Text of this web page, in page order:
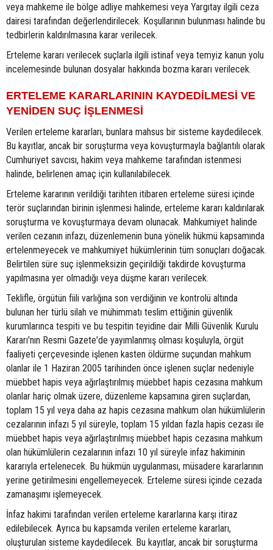
veya mahkeme ile bölge adliye mahkemesi veya Yargıtay ilgili ceza
dairesi tarafından değerlendirilecek. Koşullarının bulunması halinde bu
tedbirlerin kaldırılmasına karar verilecek.
Erteleme kararı verilecek suçlarla ilgili istinaf veya temyiz kanun yolu
incelemesinde bulunan dosyalar hakkında bozma kararı verilecek.
ERTELEME KARARLARININ KAYDEDİLMESİ VE
YENİDEN SUÇ İŞLENMESİ
Verilen erteleme kararları, bunlara mahsus bir sisteme kaydedilecek.
Bu kayıtlar, ancak bir soruşturma veya kovuşturmayla bağlantılı olarak
Cumhuriyet savcısı, hakim veya mahkeme tarafından istenmesi
halinde, belirlenen amaç için kullanılabilecek.
Erteleme kararının verildiği tarihten itibaren erteleme süresi içinde
terör suçlarından birinin işlenmesi halinde, erteleme kararı kaldırılarak
soruşturma ve kovuşturmaya devam olunacak. Mahkumiyet halinde
verilen cezanın infazı, düzenlemenin buna yönelik hükmü kapsamında
ertelenmeyecek ve mahkumiyet hükümlerinin tüm sonuçları doğacak.
Belirtilen süre suç işlenmeksizin geçirildiği takdirde kovuşturma
yapılmasına yer olmadığı veya düşme kararı verilecek.
Teklifle, örgütün fiili varlığına son verdiğinin ve kontrolü altında
bulunan her türlü silah ve mühimmatı teslim ettiğinin güvenlik
kurumlarınca tespiti ve bu tespitin teyidine dair Milli Güvenlik Kurulu
Kararı'nın Resmi Gazete'de yayımlanmış olması koşuluyla, örgüt
faaliyeti çerçevesinde işlenen kasten öldürme suçundan mahkum
olanlar ile 1 Haziran 2005 tarihinden önce işlenen suçlar nedeniyle
müebbet hapis veya ağırlaştırılmış müebbet hapis cezasına mahkum
olanlar hariç olmak üzere, düzenleme kapsamına giren suçlardan,
toplam 15 yıl veya daha az hapis cezasına mahkum olan hükümlülerin
cezalarının infazı 5 yıl süreyle, toplam 15 yıldan fazla hapis cezası ile
müebbet hapis veya ağırlaştırılmış müebbet hapis cezasına mahkum
olan hükümlülerin cezalarının infazı 10 yıl süreyle infaz hakiminin
kararıyla ertelenecek. Bu hükmün uygulanması, müsadere kararlarının
yerine getirilmesini engellemeyecek. Erteleme süresi içinde cezada
zamanaşımı işlemeyecek.
İnfaz hakimi tarafından verilen erteleme kararlarına karşı itiraz
edilebilecek. Ayrıca bu kapsamda verilen erteleme kararları,
oluşturulan sisteme kaydedilecek. Bu kayıtlar, ancak bir soruşturma